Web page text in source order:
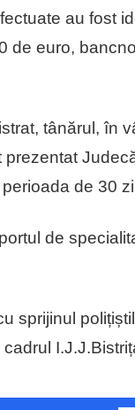
au fost
de euro,
tânărul, în
de 30
de
sprijinul